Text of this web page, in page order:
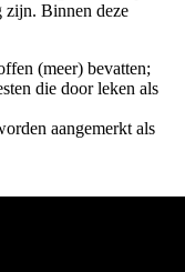
zijn. Binnen deze
(meer) bevatten;
die door leken als
aangemerkt als